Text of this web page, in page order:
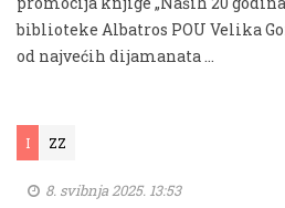
biblioteke Albatros POU Velika
od najvećih dijamanata ...
I ZZ
8. svibnja 2025. 13:53